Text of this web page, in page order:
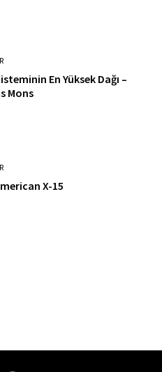
En Yüksek Dağı –
Mons
X-15